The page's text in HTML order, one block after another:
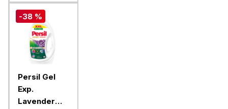
-38 %
Persil Gel
Exp.
Lavender